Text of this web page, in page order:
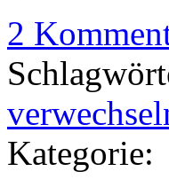
2
Kategorie: